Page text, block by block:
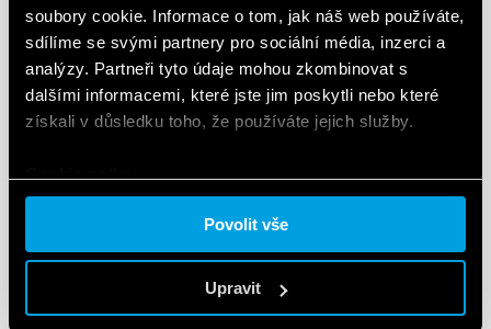
soubory cookie. Informace o tom, jak náš web používáte,
sdílíme se svými partnery pro sociální média, inzerci a
analýzy. Partneři tyto údaje mohou zkombinovat s
dalšími informacemi, které jste jim poskytli nebo které
získali v důsledku toho, že používáte jejich služby.
Povolit vše
Upravit